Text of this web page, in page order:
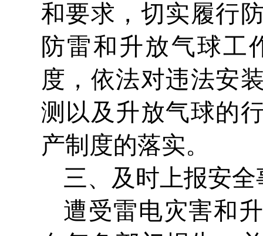
和要求，切实履行
防雷和升放气球工
度，依法对违法安
测以及升放气球的
产制度的落实。
三、及时上报安全
遭受雷电灾害和